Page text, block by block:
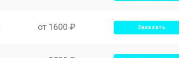
от 1600 ₽ Заказать